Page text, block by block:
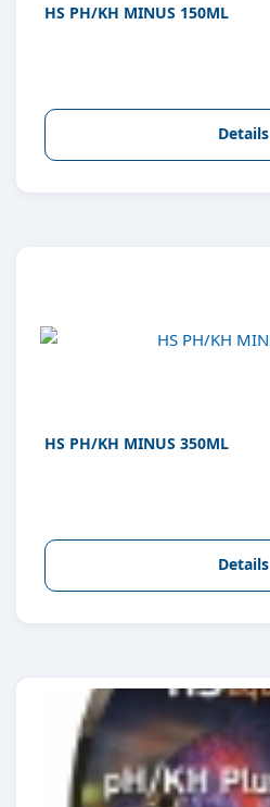
HS PH/KH MINUS 150ML
Details
HS PH/KH MINUS 350ML
Details